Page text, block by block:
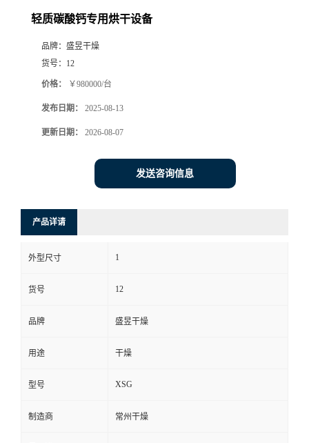
轻质碳酸钙专用烘干设备
品牌： 盛昱干燥
货号： 12
价格： ￥980000/台
发布日期： 2025-08-13
更新日期： 2026-08-07
发送咨询信息
产品详请
外型尺寸 1
货号 12
品牌 盛昱干燥
用途 干燥
型号 XSG
制造商 常州干燥